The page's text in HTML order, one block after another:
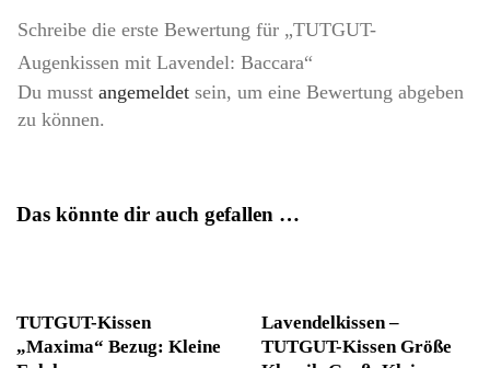
Schreibe die erste Bewertung für „TUTGUT-
Augenkissen mit Lavendel: Baccara“
Du musst angemeldet sein, um eine Bewertung abgeben
zu können.
Das könnte dir auch gefallen …
TUTGUT-Kissen
„Maxima“ Bezug: Kleine
Lavendelkissen –
TUTGUT-Kissen Größe